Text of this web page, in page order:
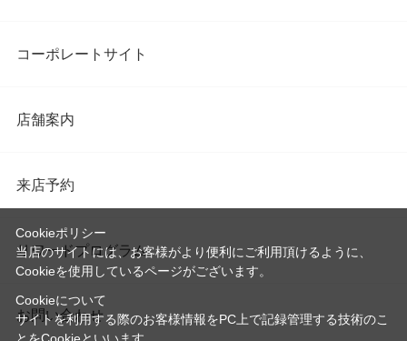
コーポレートサイト
店舗案内
来店予約
リワードプログラム
お問い合わせ
Cookieポリシー
当店のサイトには、お客様がより便利にご利用頂けるように、
Cookieを使用しているページがございます。
Cookieについて
サイトを利用する際のお客様情報をPC上で記録管理する技術のこ